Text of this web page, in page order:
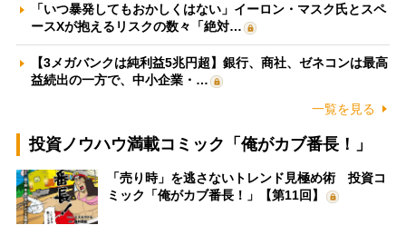
「いつ暴発してもおかしくはない」イーロン・マスク氏とスペ
ースXが抱えるリスクの数々「絶対…
【3メガバンクは純利益5兆円超】銀行、商社、ゼネコンは最高
益続出の一方で、中小企業・…
一覧を見る
投資ノウハウ満載コミック「俺がカブ番長！」
「売り時」を逃さないトレンド見極め術 投資コ
ミック「俺がカブ番長！」【第11回】